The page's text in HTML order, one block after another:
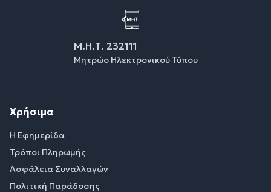
Μ.Η.Τ. 232111
Μητρώο Ηλεκτρονικού Τύπου
Χρήσιμα
Η Εφημερίδα
Τρόποι Πληρωμής
Ασφάλεια Συναλλαγών
Πολιτική Παράδοσης